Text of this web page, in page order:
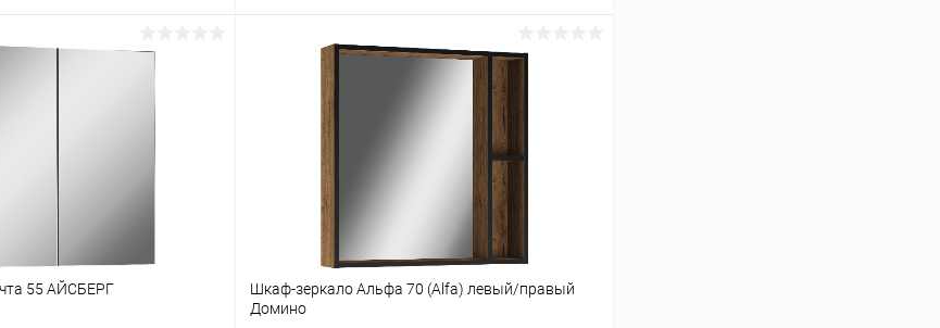
Шкаф-зеркало Мечта 55 АЙСБЕРГ
Шкаф-зеркало Альфа 70 (Alfa) левый/правый
Домино